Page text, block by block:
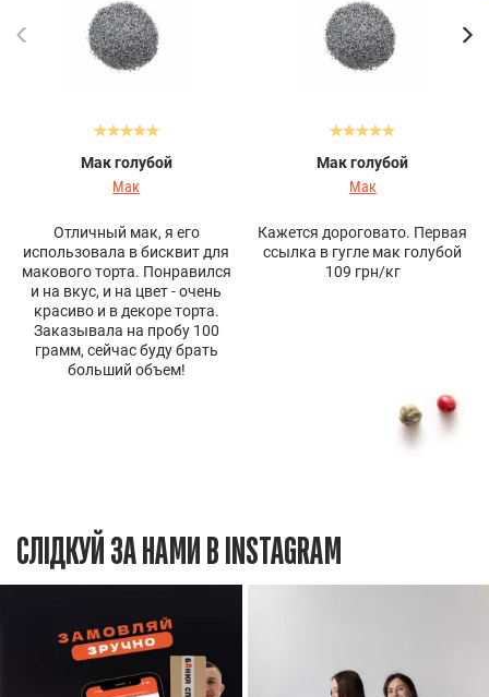
Мак голубой
Мак
Отличный мак, я его
использовала в бисквит для
макового торта. Понравился
и на вкус, и на цвет - очень
красиво и в декоре торта.
Заказывала на пробу 100
грамм, сейчас буду брать
больший объем!
Мак голубой
Мак
Кажется дороговато. Первая
ссылка в гугле мак голубой
109 грн/кг
СЛІДКУЙ ЗА НАМИ В INSTAGRAM